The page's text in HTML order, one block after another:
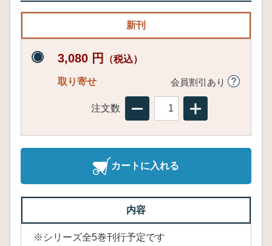
新刊
3,080 円 （税込）
取り寄せ 会員割引あり
注文数
カートに入れる
内容
※シリーズ全5巻刊行予定です